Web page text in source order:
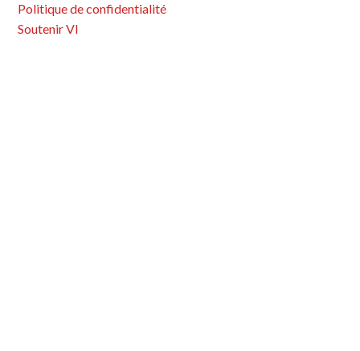
Politique de confidentialité
Soutenir VI